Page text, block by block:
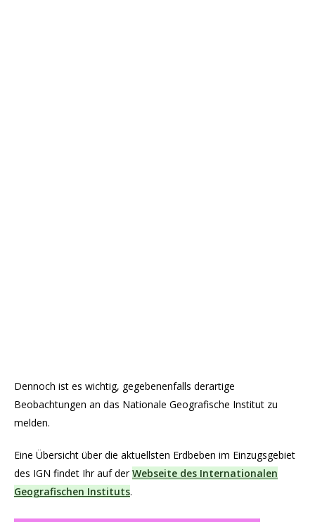
Dennoch ist es wichtig, gegebenenfalls derartige
Beobachtungen an das Nationale Geografische Institut zu
melden.
Eine Übersicht über die aktuellsten Erdbeben im Einzugsgebiet
des IGN findet Ihr auf derWebseite des Internationalen
Geografischen Instituts.